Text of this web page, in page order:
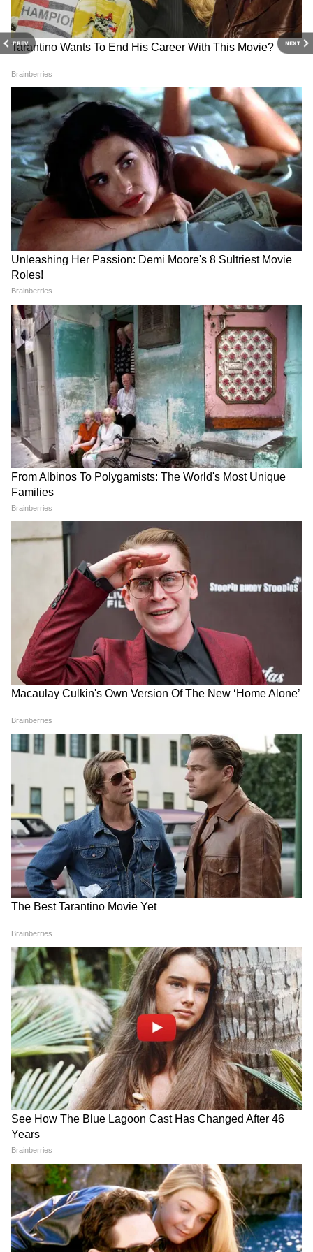
PREV NEXT
क्यों बाल होते हैं सफेद
माना जाता है कि सफेद बालों की समस्या तब बढ़ती है
जब बालों में प्राकृतिक पिगमेंट बनना कम हो जाता है।
तनाव, सूजन, पोषण की कमी और स्कैल्प की खराब सेहत
भी इसके कारण हो सकते हैं। कलौंजी के तेल में मौजूद
एंटीऑक्सीडेंट और फैटी एसिड स्कैल्प को स्वस्थ रखने में
मदद करते हैं, जिससे नए उगने वाले बाल बेहतर गुणवत्ता
के हो सकते हैं।
4
5
Image Credit :Gemini AI
शैंपू में कैसे मिलाएं कलौंजी का तेल?
अपने हाथ में सामान्य मात्रा में शैंपू लें। इसके बाद उसमें 2
से 4 बूंद कलौंजी का तेल मिलाएं। फिर दोनों को अच्छी
तरह मिलाकर स्कैल्प और बालों की जड़ों में लगाएं। 1 से
2 मिनट तक छोड़ दें। इसके बाद सामान्य तरीके से बाल
धो लें। ध्यान रखें कि तेल को सीधे शैंपू की पूरी बोतल में न
मिलाएं, इससे उत्पाद खराब हो सकता है।
गर्मी में ऑफिस जाते समय बैग में जरूर रखें ये 5
चीजें, दिनभर रहेंगे फ्रेश
5
5
Gemini AI
कितनी बार करें इस्तेमाल?
बेहतर परिणाम के लिए सप्ताह में 2 से 3 बार इस उपाय
को अपनाया जा सकता है। किसी भी बदलाव को महसूस
करने में कम से कम 4 से 6 सप्ताह का समय लग सकता
है, क्योंकि बाल धीरे-धीरे बढ़ते हैं। सबसे जरूरी बात यह
है कि कलौंजी का तेल सफेद बालों को रातोंरात काला नहीं
और कम रूखे महसूस हो सकते हैं। कुछ लोगों का मानना
है कि इससे सफेद बालों की चमक कम होकर वे बाकी
बालों में ज्यादा आसानी से घुल-मिल जाते हैं।
और पढ़ें:Garden Tips: गार्डन में लाना चाहते हैं रंग-
बिरंगे ढेरों पक्षियां, तो अपनाएं ये तरकीब
LATEST VIDEOS